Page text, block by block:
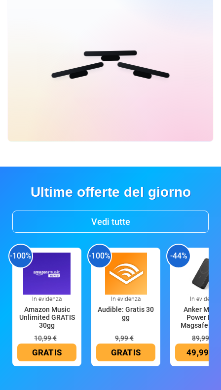
Ultime offerte del giorno
Vedi tutte
-100%
In evidenza
Amazon Music
Unlimited GRATIS
30gg
10,99 €
GRATIS
-100%
In evidenza
Audible: Gratis 30
gg
9,99 €
GRATIS
-44%
In evidenza
Anker
Power
Magsafe
89,99 €
49,99 €